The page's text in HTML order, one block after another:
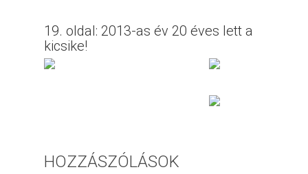
19. oldal: 2013-as év 20 éves lett a
kicsike!
HOZZÁSZÓLÁSOK